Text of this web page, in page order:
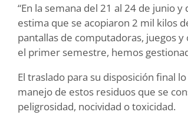
“En la semana del 21 al 24 de junio
estima que se acopiaron 2 mil kilos
pantallas de computadoras, juegos
el primer semestre, hemos
El traslado para su disposición final
manejo de estos residuos que se
peligrosidad, nocividad o toxicidad.